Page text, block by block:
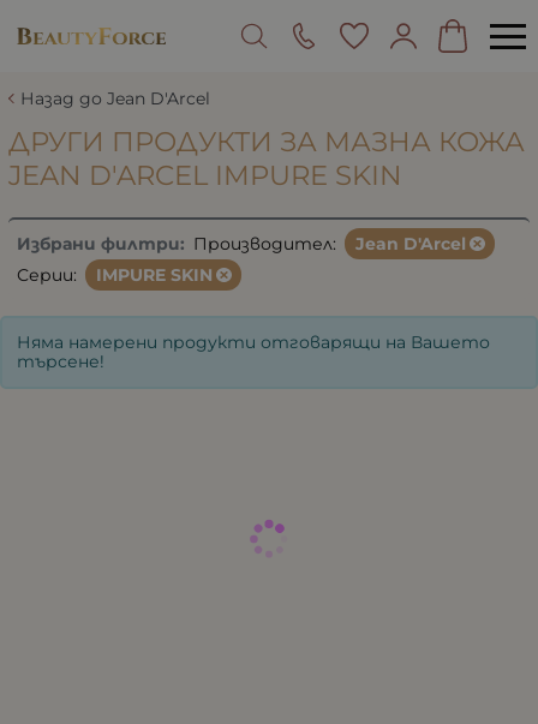
Назад до Jean D'Arcel
ДРУГИ ПРОДУКТИ ЗА МАЗНА КОЖА
JEAN D'ARCEL IMPURE SKIN
Избрани филтри: Производител:
Jean D'Arcel
Серии:
IMPURE SKIN
Няма намерени продукти отговарящи на Вашето
търсене!